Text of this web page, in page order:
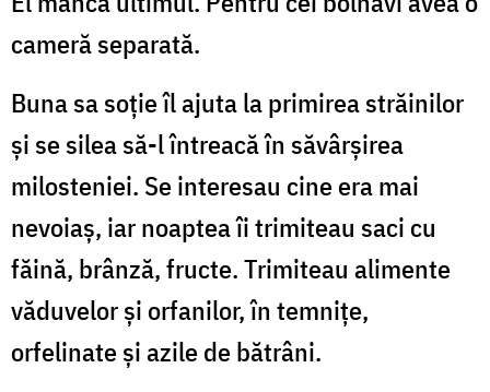
cameră separată.
Buna sa soţie îl ajuta la primirea străinilor
şi se silea să-l întreacă în săvârşirea
milosteniei. Se interesau cine era mai
nevoiaş, iar noaptea îi trimiteau saci cu
făină, brânză, fructe. Trimiteau alimente
văduvelor şi orfanilor, în temniţe,
orfelinate şi azile de bătrâni.